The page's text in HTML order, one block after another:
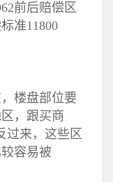
前后赔偿区
准11800
楼盘部位要
，跟买商
，这些区
容易被